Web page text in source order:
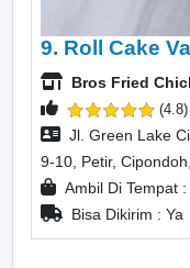
9. Roll Cake
Bros Fried
(4.8)
Jl. Green Lake
9-10, Petir,
Ambil Di Tempat :
Bisa Dikirim : Ya